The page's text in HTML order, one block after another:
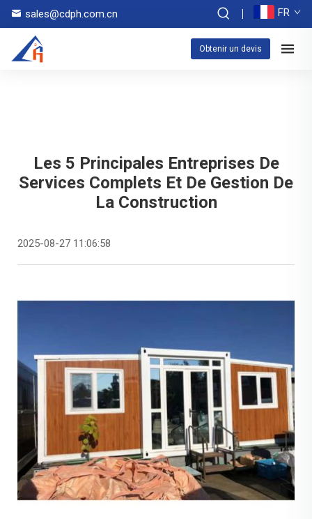
sales@cdph.com.cn FR
Obtenir un devis
Les 5 Principales Entreprises De
Services Complets Et De Gestion De
La Construction
2025-08-27 11:06:58